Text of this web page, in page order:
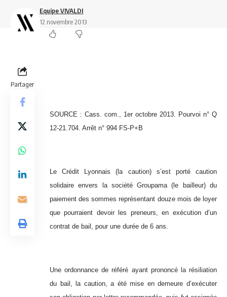
Equipe VIVALDI
12 novembre 2013
Partager
SOURCE : Cass. com., 1er octobre 2013. Pourvoi n° Q
12-21.704. Arrêt n° 994 FS-P+B
Le Crédit Lyonnais (la caution) s’est porté caution
solidaire envers la société Groupama (le bailleur) du
paiement des sommes représentant douze mois de loyer
que pourraient devoir les preneurs, en exécution d’un
contrat de bail, pour une durée de 6 ans.
Une ordonnance de référé ayant prononcé la résiliation
du bail, la caution, a été mise en demeure d’exécuter